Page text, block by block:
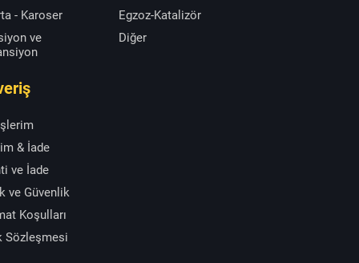
- Karoser
Egzoz-Katalizör
ve
Diğer
& İade
ve İade
ve Güvenlik
Koşulları
Sözleşmesi